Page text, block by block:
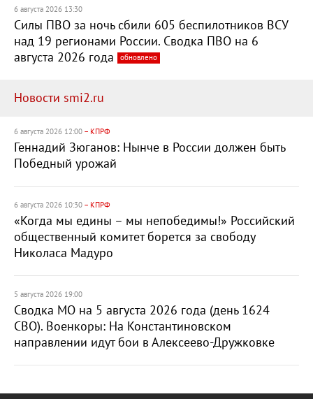
6 августа 2026 13:30
Силы ПВО за ночь сбили 605 беспилотников ВСУ
над 19 регионами России. Сводка ПВО на 6
августа 2026 года
обновлено
Новости smi2.ru
6 августа 2026 12:00 – КПРФ
Геннадий Зюганов: Нынче в России должен быть
Победный урожай
6 августа 2026 10:30 – КПРФ
«Когда мы едины – мы непобедимы!» Российский
общественный комитет борется за свободу
Николаса Мадуро
5 августа 2026 19:00
Сводка МО на 5 августа 2026 года (день 1624
СВО). Военкоры: На Константиновском
направлении идут бои в Алексеево-Дружковке